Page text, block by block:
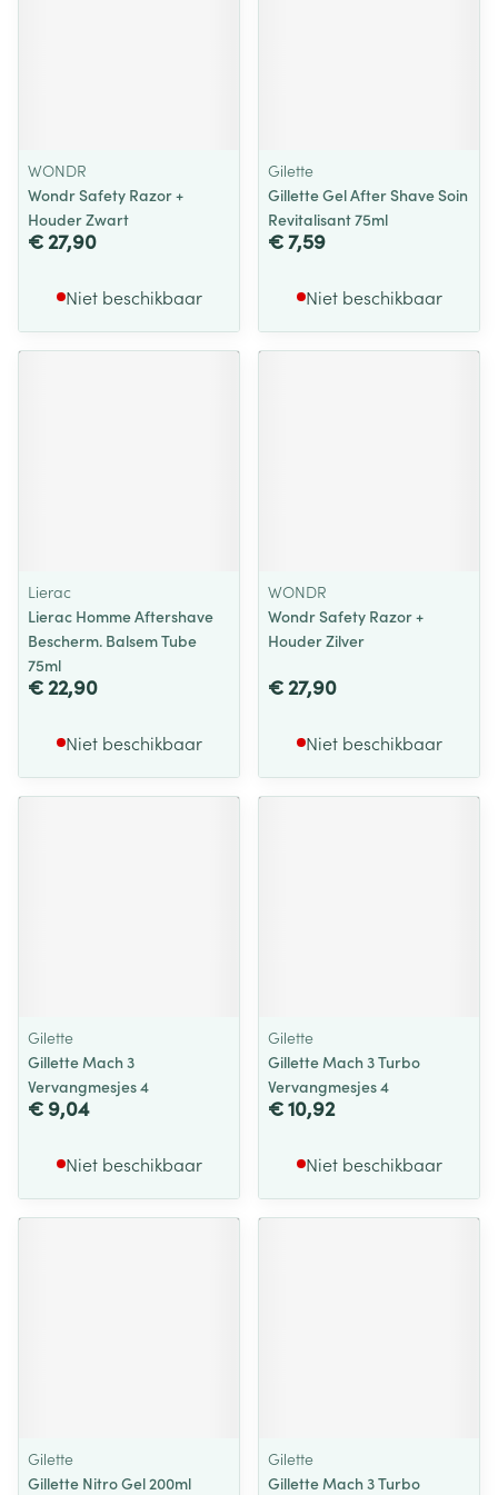
WONDR
Wondr Safety Razor +
Houder Zwart
€ 27,90
Niet beschikbaar
Gilette
Gillette Gel After Shave Soin
Revitalisant 75ml
€ 7,59
Niet beschikbaar
Lierac
Lierac Homme Aftershave
Bescherm. Balsem Tube
75ml
€ 22,90
Niet beschikbaar
WONDR
Wondr Safety Razor +
Houder Zilver
€ 27,90
Niet beschikbaar
Gilette
Gillette Mach 3
Vervangmesjes 4
€ 9,04
Niet beschikbaar
Gilette
Gillette Mach 3 Turbo
Vervangmesjes 4
€ 10,92
Niet beschikbaar
Gilette
Gillette Nitro Gel 200ml
Gilette
Gillette Mach 3 Turbo